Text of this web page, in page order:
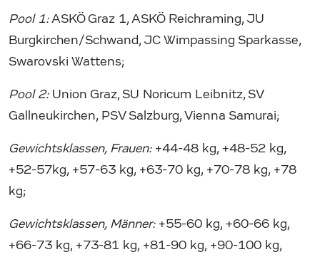
Pool 1:ASKÖ Graz 1, ASKÖ Reichraming, JU
Burgkirchen/Schwand, JC Wimpassing Sparkasse,
Swarovski Wattens;
Pool 2:Union Graz, SU Noricum Leibnitz, SV
Gallneukirchen, PSV Salzburg, Vienna Samurai;
Gewichtsklassen, Frauen:+44-48 kg, +48-52 kg,
+52-57kg, +57-63 kg, +63-70 kg, +70-78 kg, +78
kg;
Gewichtsklassen, Männer:+55-60 kg, +60-66 kg,
+66-73 kg, +73-81 kg, +81-90 kg, +90-100 kg,